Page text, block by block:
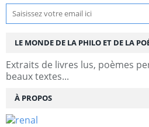
LE MONDE DE LA PHILO ET DE LA
Extraits de livres lus, poèmes
beaux textes...
À PROPOS